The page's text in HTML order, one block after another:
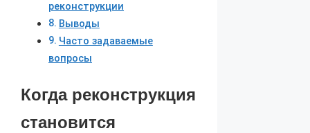
реконструкции
Выводы
Часто задаваемые
вопросы
Когда реконструкция
становится